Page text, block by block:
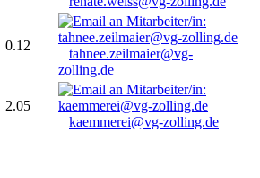
0.12
tahnee.zeilmaier@vg-
zolling.de
2.05
kaemmerei@vg-zolling.de